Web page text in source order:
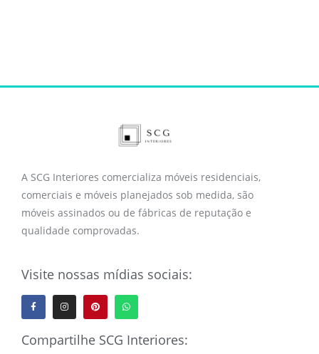
A SCG Interiores comercializa móveis residenciais,
comerciais e móveis planejados sob medida, são
móveis assinados ou de fábricas de reputação e
qualidade comprovadas.
Visite nossas mídias sociais:
Compartilhe SCG Interiores: